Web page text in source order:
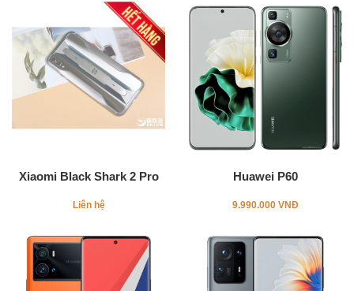
Xiaomi Black Shark 2 Pro
Liên hệ
Huawei P60
9.990.000 VNĐ